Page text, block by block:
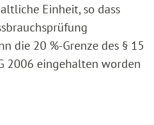
Einheit, so dass
die 20 %-Grenze des § 15
2006 eingehalten worden